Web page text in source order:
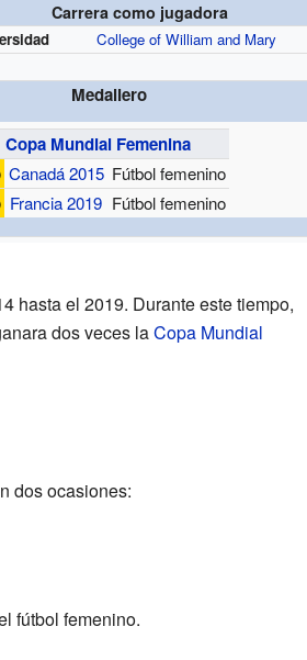
Carrera como jugadora
College of William and Mary
Medallero
Copa Mundial Femenina
Canadá 2015 Fútbol femenino
Francia 2019 Fútbol femenino
hasta el 2019. Durante este tiempo,
dos veces laCopa Mundial
dos ocasiones:
fútbol femenino.